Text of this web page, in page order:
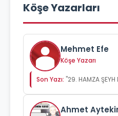
Köşe Yazarları
Mehmet Efe
Köşe Yazarı
Son Yazı: "29. HAMZA ŞEYH
Ahmet